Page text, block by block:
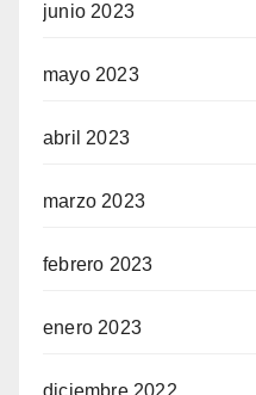
junio 2023
mayo 2023
abril 2023
marzo 2023
febrero 2023
enero 2023